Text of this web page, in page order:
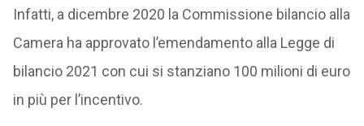
Infatti, a dicembre 2020 la Commissione bilancio alla
Camera ha approvato l’emendamento alla Legge di
bilancio 2021 con cui si stanziano 100 milioni di euro
in più per l’incentivo.